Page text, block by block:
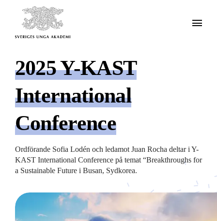
2025 Y-KAST
International
Conference
Ordförande Sofia Lodén och ledamot Juan Rocha deltar i Y-
KAST International Conference på temat “Breakthroughs for
a Sustainable Future i Busan, Sydkorea.